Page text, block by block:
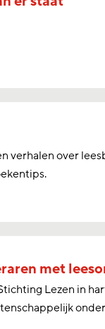
verhalen over
met
Lezen in